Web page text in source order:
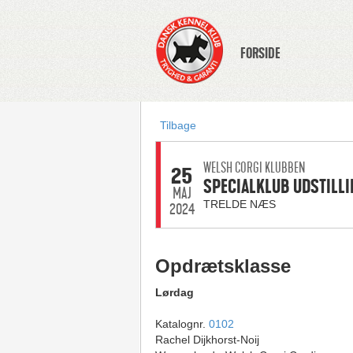
FORSIDE
Tilbage
25
MAJ
2024
WELSH CORGI KLUBBEN
SPECIALKLUB
TRELDE NÆS
Opdrætsklasse
Lørdag
Katalognr. 0102
Rachel Dijkhorst-Noij